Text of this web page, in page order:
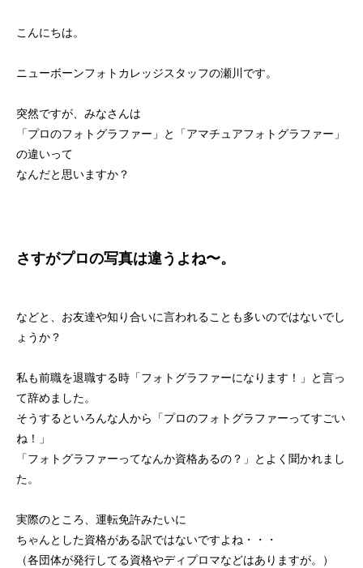
こんにちは。
ニューボーンフォトカレッジスタッフの瀬川です。
突然ですが、みなさんは
「プロのフォトグラファー」と「アマチュアフォトグラファー」
の違いって
なんだと思いますか？
さすがプロの写真は違うよね〜。
などと、お友達や知り合いに言われることも多いのではないでし
ょうか？
私も前職を退職する時「フォトグラファーになります！」と言っ
て辞めました。
そうするといろんな人から「プロのフォトグラファーってすごい
ね！」
「フォトグラファーってなんか資格あるの？」とよく聞かれまし
た。
実際のところ、運転免許みたいに
ちゃんとした資格がある訳ではないですよね・・・
（各団体が発行してる資格やディプロマなどはありますが。）